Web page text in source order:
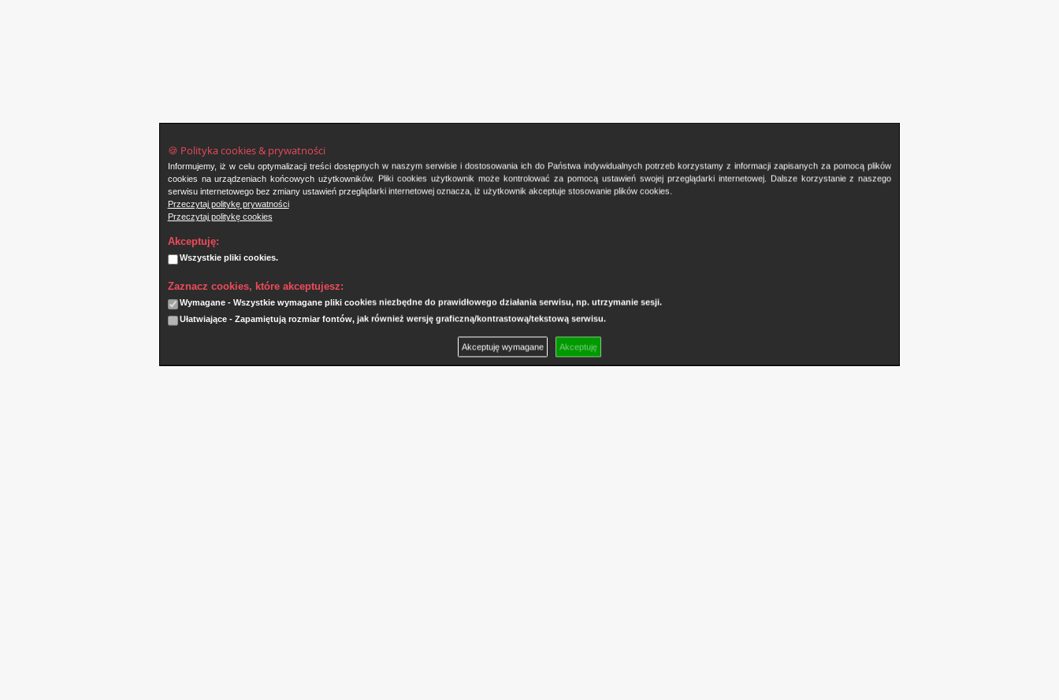
🍪 Polityka cookies & prywatności
Informujemy, iż w celu optymalizacji treści dostępnych w naszym serwisie i dostosowania ich do Państwa indywidualnych potrzeb korzystamy z informacji zapisanych za pomocą plików
cookies na urządzeniach końcowych użytkowników. Pliki cookies użytkownik może kontrolować za pomocą ustawień swojej przeglądarki internetowej. Dalsze korzystanie z naszego
serwisu internetowego bez zmiany ustawień przeglądarki internetowej oznacza, iż użytkownik akceptuje stosowanie plików cookies.
Przeczytaj politykę prywatności
Przeczytaj politykę cookies
Akceptuję:
Wszystkie pliki cookies.
Zaznacz cookies, które akceptujesz:
Wymagane - Wszystkie wymagane pliki cookies niezbędne do prawidłowego działania serwisu, np. utrzymanie sesji.
Ułatwiające - Zapamiętują rozmiar fontów, jak również wersję graficzną/kontrastową/tekstową serwisu.
Akceptuję wymagane Akceptuję